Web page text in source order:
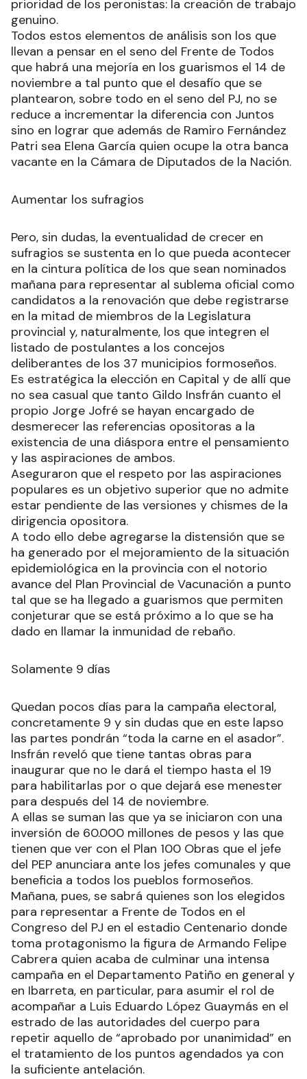
prioridad de los peronistas: la creación de trabajo
genuino.
Todos estos elementos de análisis son los que
llevan a pensar en el seno del Frente de Todos
que habrá una mejoría en los guarismos el 14 de
noviembre a tal punto que el desafío que se
plantearon, sobre todo en el seno del PJ, no se
reduce a incrementar la diferencia con Juntos
sino en lograr que además de Ramiro Fernández
Patri sea Elena García quien ocupe la otra banca
vacante en la Cámara de Diputados de la Nación.
Aumentar los sufragios
Pero, sin dudas, la eventualidad de crecer en
sufragios se sustenta en lo que pueda acontecer
en la cintura política de los que sean nominados
mañana para representar al sublema oficial como
candidatos a la renovación que debe registrarse
en la mitad de miembros de la Legislatura
provincial y, naturalmente, los que integren el
listado de postulantes a los concejos
deliberantes de los 37 municipios formoseños.
Es estratégica la elección en Capital y de allí que
no sea casual que tanto Gildo Insfrán cuanto el
propio Jorge Jofré se hayan encargado de
desmerecer las referencias opositoras a la
existencia de una diáspora entre el pensamiento
y las aspiraciones de ambos.
Aseguraron que el respeto por las aspiraciones
populares es un objetivo superior que no admite
estar pendiente de las versiones y chismes de la
dirigencia opositora.
A todo ello debe agregarse la distensión que se
ha generado por el mejoramiento de la situación
epidemiológica en la provincia con el notorio
avance del Plan Provincial de Vacunación a punto
tal que se ha llegado a guarismos que permiten
conjeturar que se está próximo a lo que se ha
dado en llamar la inmunidad de rebaño.
Solamente 9 días
Quedan pocos días para la campaña electoral,
concretamente 9 y sin dudas que en este lapso
las partes pondrán “toda la carne en el asador”.
Insfrán reveló que tiene tantas obras para
inaugurar que no le dará el tiempo hasta el 19
para habilitarlas por o que dejará ese menester
para después del 14 de noviembre.
A ellas se suman las que ya se iniciaron con una
inversión de 60.000 millones de pesos y las que
tienen que ver con el Plan 100 Obras que el jefe
del PEP anunciara ante los jefes comunales y que
beneficia a todos los pueblos formoseños.
Mañana, pues, se sabrá quienes son los elegidos
para representar a Frente de Todos en el
Congreso del PJ en el estadio Centenario donde
toma protagonismo la figura de Armando Felipe
Cabrera quien acaba de culminar una intensa
campaña en el Departamento Patiño en general y
en Ibarreta, en particular, para asumir el rol de
acompañar a Luis Eduardo López Guaymás en el
estrado de las autoridades del cuerpo para
repetir aquello de “aprobado por unanimidad” en
el tratamiento de los puntos agendados ya con
la suficiente antelación.